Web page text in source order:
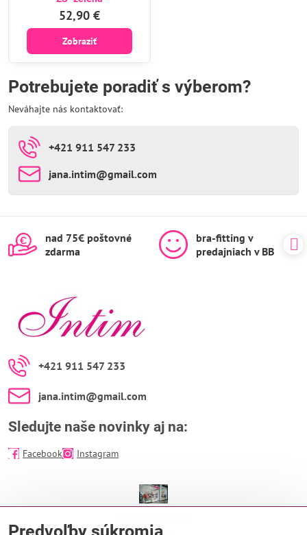
52,90 €
Zobraziť
Potrebujete poradiť s výberom?
Neváhajte nás kontaktovať:
+421 911 547 233
jana​.intim​@gmail​.com
nad 75€ poštovné
zdarma
bra-fitting v
predajniach v BB
+421 911 547 233
jana​.intim​@gmail​.com
Sledujte naše novinky aj na:
Facebook Instagram